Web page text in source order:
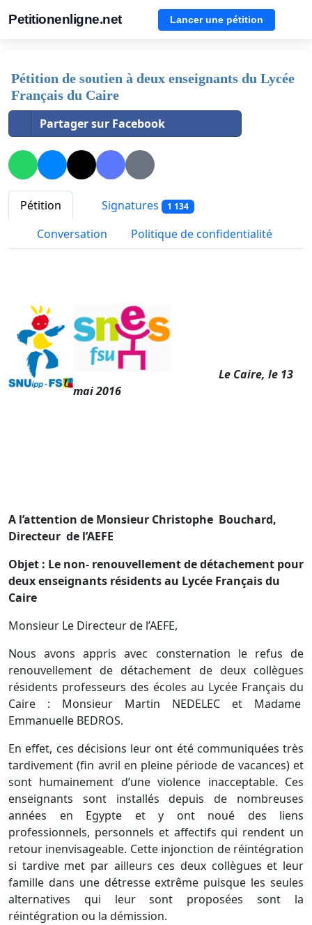
Petitionenligne.net Lancer une pétition
Pétition de soutien à deux enseignants du Lycée
Français du Caire
Partager sur Facebook
Pétition Signatures 1 134
Conversation Politique de confidentialité
Le Caire, le 13
mai 2016
A l’attention de Monsieur Christophe Bouchard,
Directeur de l’AEFE
Objet : Le non- renouvellement de détachement pour
deux enseignants résidents au Lycée Français du
Caire
Monsieur Le Directeur de l’AEFE,
Nous avons appris avec consternation le refus de
renouvellement de détachement de deux collègues
résidents professeurs des écoles au Lycée Français du
Caire : Monsieur Martin NEDELEC et Madame
Emmanuelle BEDROS.
En effet, ces décisions leur ont été communiquées très
tardivement (fin avril en pleine période de vacances) et
sont humainement d’une violence inacceptable. Ces
enseignants sont installés depuis de nombreuses
années en Egypte et y ont noué des liens
professionnels, personnels et affectifs qui rendent un
retour inenvisageable. Cette injonction de réintégration
si tardive met par ailleurs ces deux collègues et leur
famille dans une détresse extrême puisque les seules
alternatives qui leur sont proposées sont la
réintégration ou la démission.